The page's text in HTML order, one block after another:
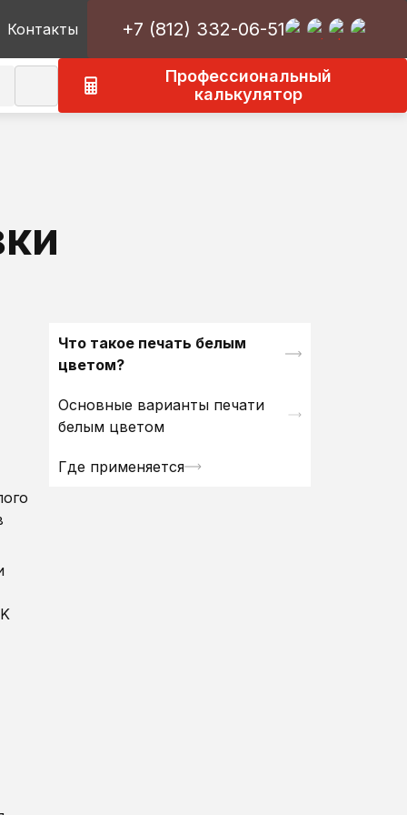
О типографии ГраниАрт
Контакты +7 (812) 332-06-51
Профессиональный
калькулятор
Что такое печать белым
цветом?
Основные варианты печати
белым цветом
Где применяется